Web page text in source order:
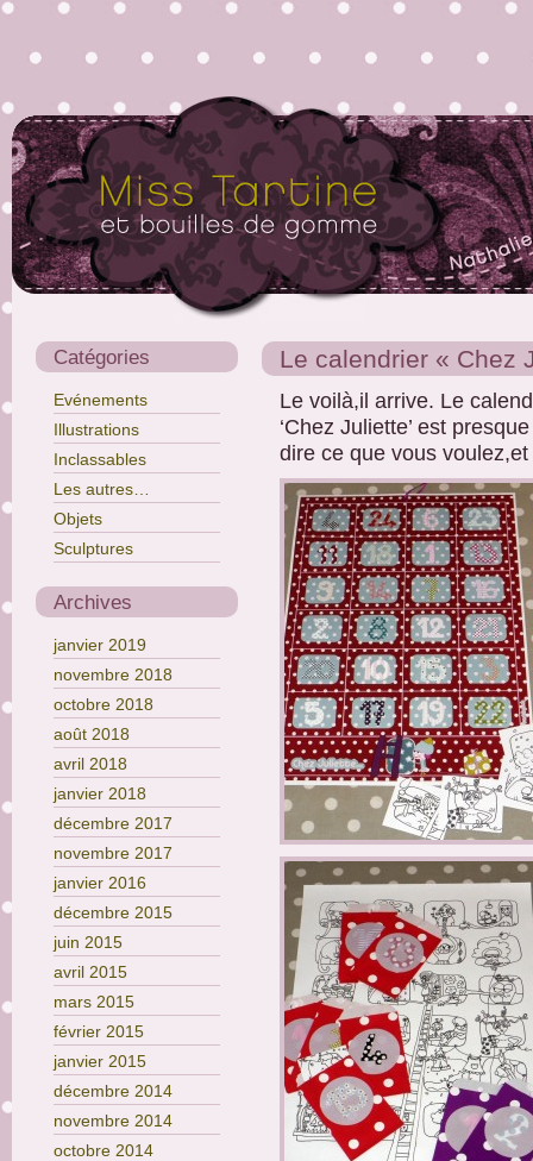
Catégories
Evénements
Illustrations
Inclassables
Les autres…
Objets
Sculptures
Archives
janvier 2019
novembre 2018
octobre 2018
août 2018
avril 2018
janvier 2018
décembre 2017
novembre 2017
janvier 2016
décembre 2015
juin 2015
avril 2015
mars 2015
février 2015
janvier 2015
décembre 2014
novembre 2014
octobre 2014
Le calendrier « Chez
Le voilà,il arrive. Le
‘Chez Juliette’ est
dire ce que vous